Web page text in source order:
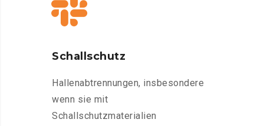
Schallschutz
Hallenabtrennungen, insbesondere
wenn sie mit
Schallschutzmaterialien